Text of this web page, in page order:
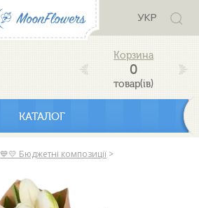
УКР
0
товар(ів)
КАТАЛОГ
💙💛 Бюджетні композиції >